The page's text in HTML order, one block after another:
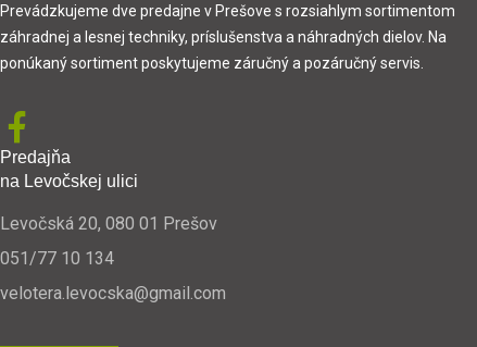
Prevádzkujeme dve predajne v Prešove s rozsiahlym sortimentom
záhradnej a lesnej techniky, príslušenstva a náhradných dielov. Na
ponúkaný sortiment poskytujeme záručný a pozáručný servis.
Predajňa
na Levočskej ulici
Levočská 20, 080 01 Prešov
051/77 10 134
velotera.levocska@gmail.com